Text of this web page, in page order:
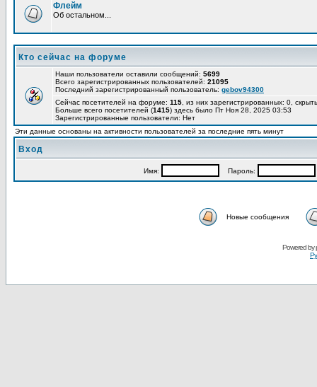
Флейм
Об остальном...
Кто сейчас на форуме
Наши пользователи оставили сообщений: 5699
Всего зарегистрированных пользователей: 21095
Последний зарегистрированный пользователь: gebov94300
Сейчас посетителей на форуме: 115 , из них зарегистрированных: 0,
Больше всего посетителей (1415) здесь было Пт Ноя 28, 2025 03:53
Зарегистрированные пользователи: Нет
Эти данные основаны на активности пользователей за последние пять минут
Вход
Имя: Пароль:
Новые сообщения
Powered by